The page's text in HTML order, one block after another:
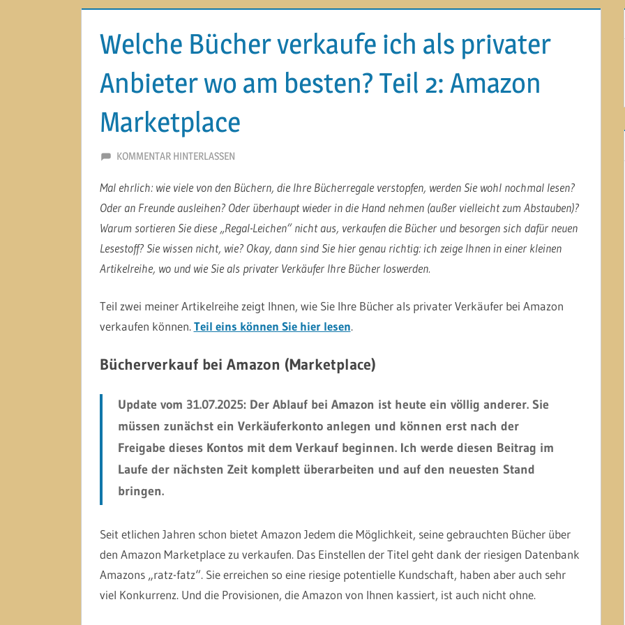
Welche Bücher verkaufe ich als privater
Anbieter wo am besten? Teil 2: Amazon
Marketplace
10. JANUAR 2014
MARTINA BERG
KOMMENTAR HINTERLASSEN
Mal ehrlich: wie viele von den Büchern, die Ihre Bücherregale verstopfen, werden Sie wohl nochmal lesen?
Oder an Freunde ausleihen? Oder überhaupt wieder in die Hand nehmen (außer vielleicht zum Abstauben)?
Warum sortieren Sie diese „Regal-Leichen“ nicht aus, verkaufen die Bücher und besorgen sich dafür neuen
Lesestoff? Sie wissen nicht, wie? Okay, dann sind Sie hier genau richtig: ich zeige Ihnen in einer kleinen
Artikelreihe, wo und wie Sie als privater Verkäufer Ihre Bücher loswerden.
Teil zwei meiner Artikelreihe zeigt Ihnen, wie Sie Ihre Bücher als privater Verkäufer bei Amazon
verkaufen können.Teil eins können Sie hier lesen.
Bücherverkauf bei Amazon (Marketplace)
Update vom 31.07.2025: Der Ablauf bei Amazon ist heute ein völlig anderer. Sie
müssen zunächst ein Verkäuferkonto anlegen und können erst nach der
Freigabe dieses Kontos mit dem Verkauf beginnen. Ich werde diesen Beitrag im
Laufe der nächsten Zeit komplett überarbeiten und auf den neuesten Stand
bringen.
Seit etlichen Jahren schon bietet Amazon Jedem die Möglichkeit, seine gebrauchten Bücher über
den Amazon Marketplace zu verkaufen. Das Einstellen der Titel geht dank der riesigen Datenbank
Amazons „ratz-fatz“. Sie erreichen so eine riesige potentielle Kundschaft, haben aber auch sehr
viel Konkurrenz. Und die Provisionen, die Amazon von Ihnen kassiert, ist auch nicht ohne.